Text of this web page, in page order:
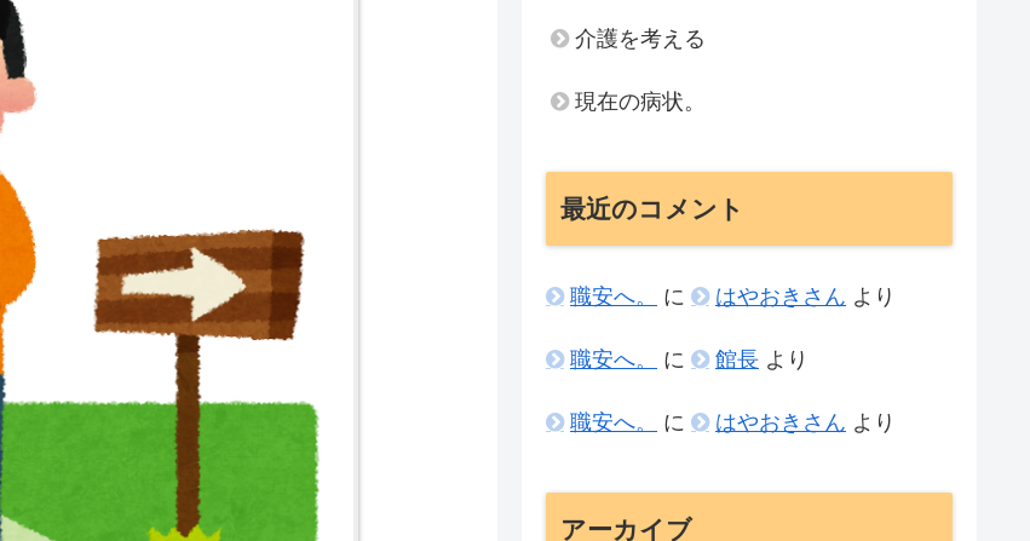
介護を考える
現在の病状。
最近のコメント
職安へ。 に はやおきさん より
職安へ。 に 館長 より
職安へ。 に はやおきさん より
アーカイブ